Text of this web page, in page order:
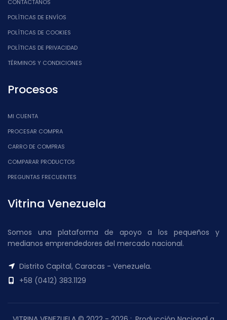
CONTÁCTANOS
POLÍTICAS DE ENVÍOS
POLÍTICAS DE COOKIES
POLÍTICAS DE PRIVACIDAD
TÉRMINOS Y CONDICIONES
Procesos
MI CUENTA
PROCESAR COMPRA
CARRO DE COMPRAS
COMPARAR PRODUCTOS
PREGUNTAS FRECUENTES
Vitrina Venezuela
Somos una plataforma de apoyo a los pequeños y
medianos emprendedores del mercado nacional.
Distrito Capital, Caracas - Venezuela.
+58 (0412) 383.1129